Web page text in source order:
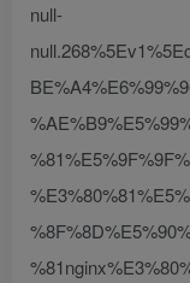
null-